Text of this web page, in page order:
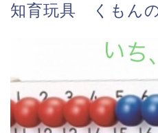
知育玩具 くもん